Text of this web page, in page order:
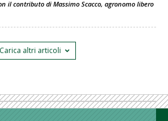
il contributo di Massimo Scacco, agronomo libero
Carica altri articoli